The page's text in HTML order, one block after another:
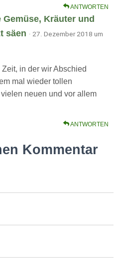
ANTWORTEN
Kräuter und
säen · 27. Dezember 2018 um
in der wir Abschied
mal wieder tollen
neuen und vor allem
ANTWORTEN
Kommentar